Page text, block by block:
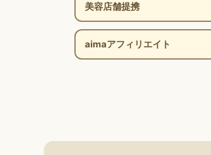
美容店舗提携
aimaアフィリエイト